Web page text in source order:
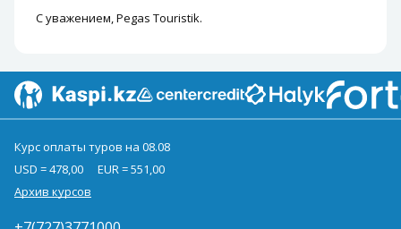
С уважением, Pegas Touristik.
Курс оплаты туров на 08.08
USD = 478,00
EUR = 551,00
Архив курсов